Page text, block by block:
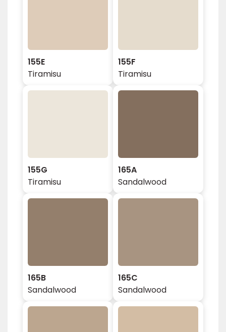
155E
Tiramisu
155F
Tiramisu
155G
Tiramisu
165A
Sandalwood
165B
Sandalwood
165C
Sandalwood